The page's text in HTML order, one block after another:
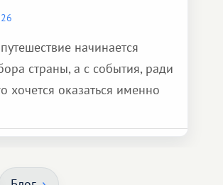
начинается
страны, а с события, ради
хочется оказаться именно